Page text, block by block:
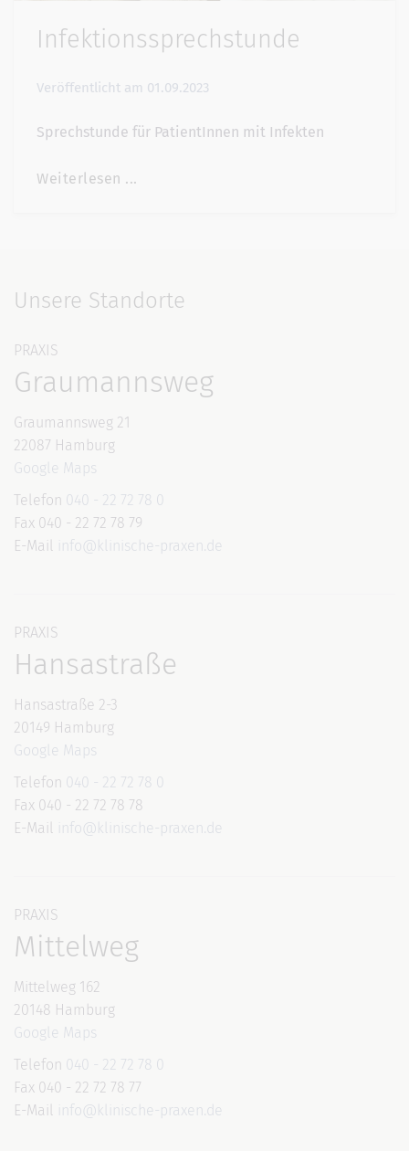
Infektionssprechstunde
Veröffentlicht am 01.09.2023
Sprechstunde für PatientInnen mit Infekten
Weiterlesen ...
Unsere Standorte
PRAXIS
Graumannsweg
Graumannsweg 21
22087 Hamburg
Google Maps
Telefon 040 - 22 72 78 0
Fax 040 - 22 72 78 79
E-Mail info@klinische-praxen.de
PRAXIS
Hansastraße
Hansastraße 2-3
20149 Hamburg
Google Maps
Telefon 040 - 22 72 78 0
Fax 040 - 22 72 78 78
E-Mail info@klinische-praxen.de
PRAXIS
Mittelweg
Mittelweg 162
20148 Hamburg
Google Maps
Telefon 040 - 22 72 78 0
Fax 040 - 22 72 78 77
E-Mail info@klinische-praxen.de